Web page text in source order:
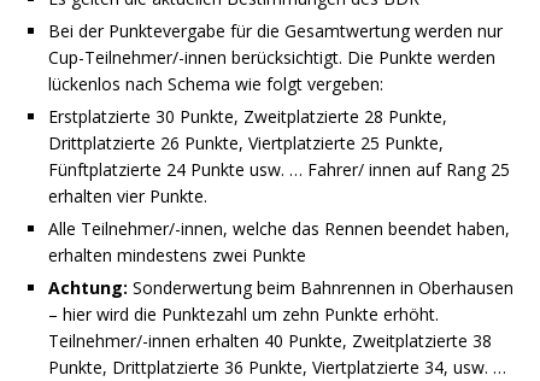
Bei der Punktevergabe für die Gesamtwertung werden nur
Cup-Teilnehmer/-innen berücksichtigt. Die Punkte werden
lückenlos nach Schema wie folgt vergeben:
Erstplatzierte 30 Punkte, Zweitplatzierte 28 Punkte,
Drittplatzierte 26 Punkte, Viertplatzierte 25 Punkte,
Fünftplatzierte 24 Punkte usw. … Fahrer/ innen auf Rang 25
erhalten vier Punkte.
Alle Teilnehmer/-innen, welche das Rennen beendet haben,
erhalten mindestens zwei Punkte
Achtung: Sonderwertung beim Bahnrennen in Oberhausen
– hier wird die Punktezahl um zehn Punkte erhöht.
Teilnehmer/-innen erhalten 40 Punkte, Zweitplatzierte 38
Punkte, Drittplatzierte 36 Punkte, Viertplatzierte 34, usw. …